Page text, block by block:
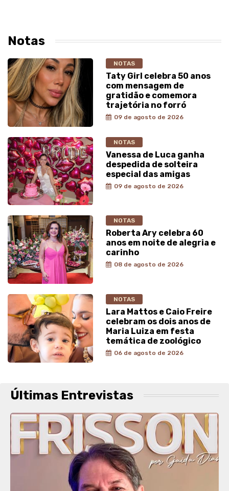
Notas
NOTAS
Taty Girl celebra 50 anos
com mensagem de
gratidão e comemora
trajetória no forró
09 de agosto de 2026
NOTAS
Vanessa de Luca ganha
despedida de solteira
especial das amigas
09 de agosto de 2026
NOTAS
Roberta Ary celebra 60
anos em noite de alegria e
carinho
08 de agosto de 2026
NOTAS
Lara Mattos e Caio Freire
celebram os dois anos de
Maria Luiza em festa
temática de zoológico
06 de agosto de 2026
Últimas Entrevistas